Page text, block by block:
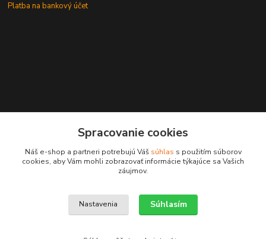
Platba na bankový účet
leksunsro@gmail.com
Upravit sběr cookies.
Spracovanie cookies
Náš e-shop a partneri potrebujú Váš súhlas s použitím súborov
cookies, aby Vám mohli zobrazovať informácie týkajúce sa Vašich
záujmov.
Nastavenia Súhlasím